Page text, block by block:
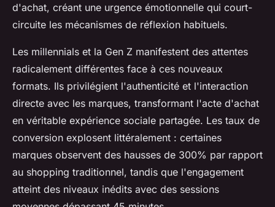
d'achat, créant une urgence émotionnelle qui court-
circuite les mécanismes de réflexion habituels.
Les millennials et la Gen Z manifestent des attentes
radicalement différentes face à ces nouveaux
formats. Ils privilégient l'authenticité et l'interaction
directe avec les marques, transformant l'acte d'achat
en véritable expérience sociale partagée. Les taux de
conversion explosent littéralement : certaines
marques observent des hausses de 300% par rapport
au shopping traditionnel, tandis que l'engagement
atteint des niveaux inédits avec des sessions